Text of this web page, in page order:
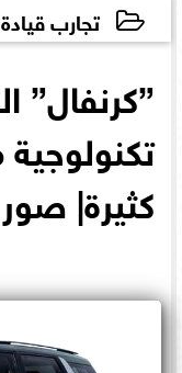
تجارب قيادة
”كرنفال”
كثيرة| صور